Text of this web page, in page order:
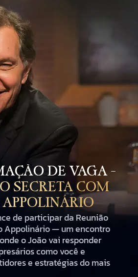
DE VAGA –
SECRETA COM
APPOLINÁRIO
de participar da Reunião
Appolinário — um encontro
o João vai responder
como você e
e estratégias do mais